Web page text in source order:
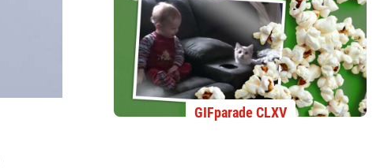
GIFparade CLXV